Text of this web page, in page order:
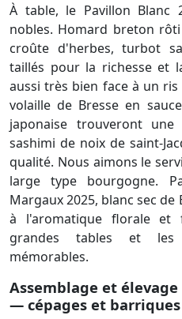
À table, le Pavillon Blanc
nobles. Homard breton
croûte d'herbes, turbot
taillés pour la richesse et
aussi très bien face à un
volaille de Bresse en
japonaise trouveront
sashimi de noix de saint-
qualité. Nous aimons le
large type bourgogne.
Margaux 2025, blanc sec
à l'aromatique florale
grandes tables et les
mémorables.
Assemblage et
— cépages et barriques